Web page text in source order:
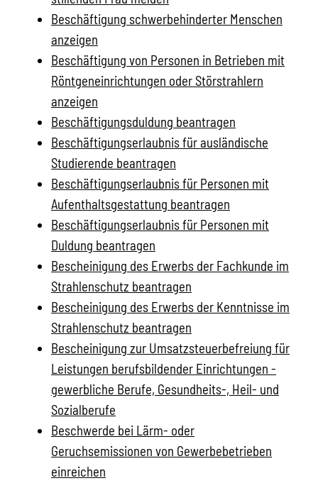
Beschäftigung schwerbehinderter Menschen
anzeigen
Beschäftigung von Personen in Betrieben mit
Röntgeneinrichtungen oder Störstrahlern
anzeigen
Beschäftigungsduldung beantragen
Beschäftigungserlaubnis für ausländische
Studierende beantragen
Beschäftigungserlaubnis für Personen mit
Aufenthaltsgestattung beantragen
Beschäftigungserlaubnis für Personen mit
Duldung beantragen
Bescheinigung des Erwerbs der Fachkunde im
Strahlenschutz beantragen
Bescheinigung des Erwerbs der Kenntnisse im
Strahlenschutz beantragen
Bescheinigung zur Umsatzsteuerbefreiung für
Leistungen berufsbildender Einrichtungen -
gewerbliche Berufe, Gesundheits-, Heil- und
Sozialberufe
Beschwerde bei Lärm- oder
Geruchsemissionen von Gewerbebetrieben
einreichen